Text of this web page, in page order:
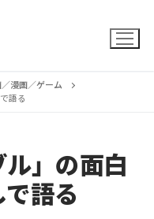
漫画／ゲーム
語る
」の面白
語る